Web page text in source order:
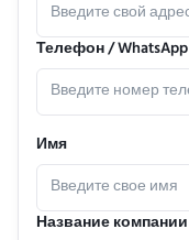
Телефон / WhatsApp
Имя
Название компании